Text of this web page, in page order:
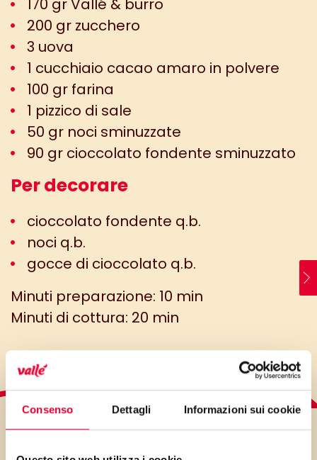
Consenso Dettagli Informazioni sui cookie
170 gr Vallé & burro
200 gr zucchero
3 uova
1 cucchiaio cacao amaro in polvere
100 gr farina
1 pizzico di sale
50 gr noci sminuzzate
90 gr cioccolato fondente sminuzzato
Per decorare
cioccolato fondente q.b.
noci q.b.
gocce di cioccolato q.b.
Minuti preparazione: 10 min
Minuti di cottura: 20 min
LO SAPEVI?